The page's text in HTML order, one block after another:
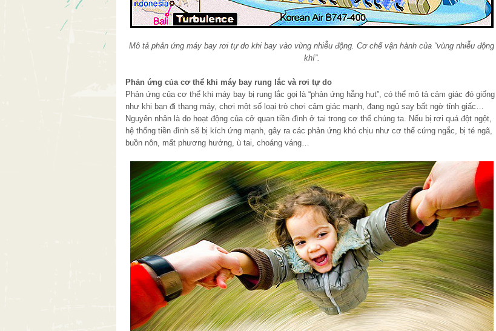
Mô tả phản ứng máy bay rơi tự do khi bay vào vùng nhiễu động. Cơ chế vận hành của “vùng nhiễu động
khí”.
Phản ứng của cơ thể khi máy bay rung lắc và rơi tự do
Phản ứng của cơ thể khi máy bay bị rung lắc gọi là “phản ứng hẫng hụt”, có thể mô tả cảm giác đó giống
như khi bạn đi thang máy, chơi một số loại trò chơi cảm giác mạnh, đang ngủ say bất ngờ tỉnh giấc…
Nguyên nhân là do hoạt động của cở quan tiền đình ở tai trong cơ thể chúng ta. Nếu bị rơi quá đột ngột,
hệ thống tiền đình sẽ bị kích ứng mạnh, gây ra các phản ứng khó chịu như cơ thể cứng ngắc, bị té ngã,
buồn nôn, mất phương hướng, ù tai, choáng váng…